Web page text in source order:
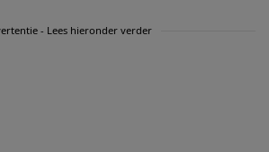
- Lees hieronder verder